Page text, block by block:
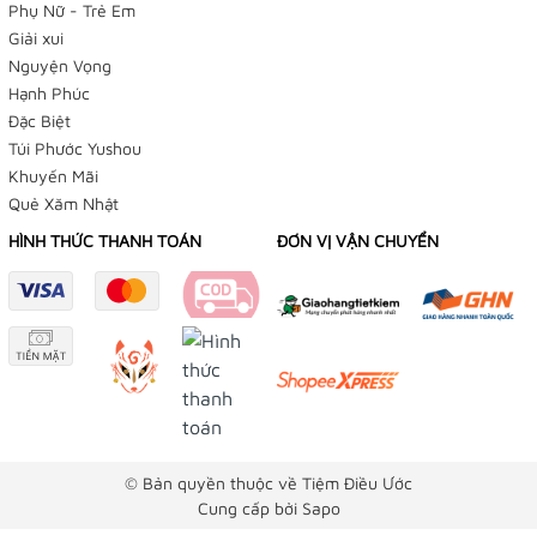
Phụ Nữ - Trẻ Em
Giải xui
Nguyện Vọng
Hạnh Phúc
Đặc Biệt
Túi Phước Yushou
Khuyến Mãi
Quẻ Xăm Nhật
HÌNH THỨC THANH TOÁN ĐƠN VỊ VẬN CHUYỂN
© Bản quyền thuộc về Tiệm Điều Ước
Cung cấp bởi Sapo